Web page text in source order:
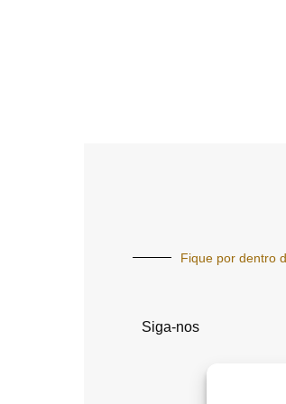
Fique por dentro
Siga-nos